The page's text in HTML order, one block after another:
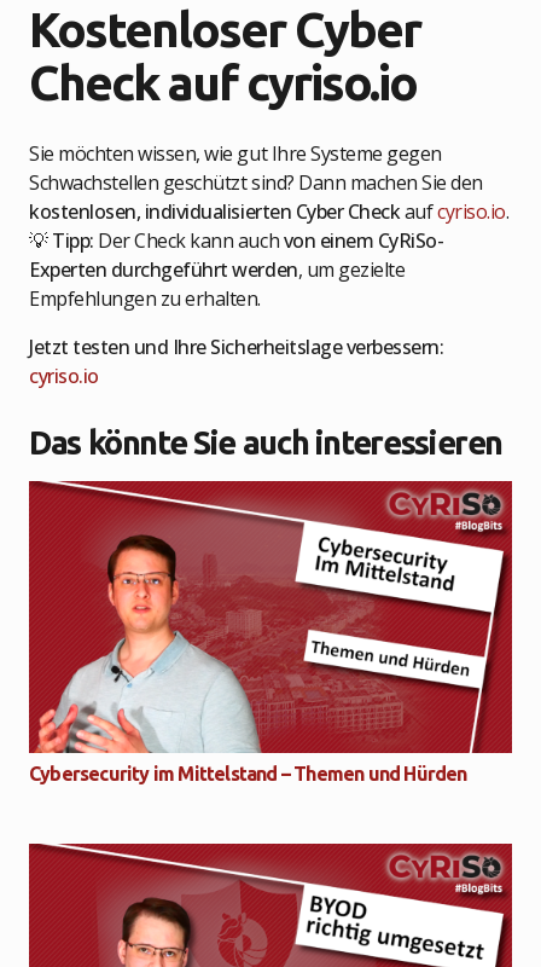
Kostenloser Cyber
Check auf cyriso.io
Sie möchten wissen, wie gut Ihre Systeme gegen
Schwachstellen geschützt sind? Dann machen Sie den
kostenlosen, individualisierten Cyber Checkaufcyriso.io.
💡Tipp: Der Check kann auchvon einem CyRiSo-
Experten durchgeführt werden, um gezielte
Empfehlungen zu erhalten.
Jetzt testen und Ihre Sicherheitslage verbessern:
cyriso.io
Das könnte Sie auch interessieren
Cybersecurity im Mittelstand – Themen und Hürden